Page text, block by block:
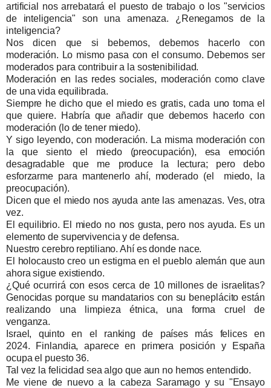
artificial nos arrebatará el puesto de trabajo o los "servicios
de inteligencia" son una amenaza. ¿Renegamos de la
inteligencia?
Nos dicen que si bebemos, debemos hacerlo con
moderación. Lo mismo pasa con el consumo. Debemos ser
moderados para contribuir a la sostenibilidad.
Moderación en las redes sociales, moderación como clave
de una vida equilibrada.
Siempre he dicho que el miedo es gratis, cada uno toma el
que quiere. Habría que añadir que debemos hacerlo con
moderación (lo de tener miedo).
Y sigo leyendo, con moderación. La misma moderación con
la que siento el miedo (preocupación), esa emoción
desagradable que me produce la lectura; pero debo
esforzarme para mantenerlo ahí, moderado (el miedo, la
preocupación).
Dicen que el miedo nos ayuda ante las amenazas. Ves, otra
vez.
El equilibrio. El miedo no nos gusta, pero nos ayuda. Es un
elemento de supervivencia y de defensa.
Nuestro cerebro reptiliano. Ahí es donde nace.
El holocausto creo un estigma en el pueblo alemán que aun
ahora sigue existiendo.
¿Qué ocurrirá con esos cerca de 10 millones de israelitas?
Genocidas porque su mandatarios con su beneplácito están
realizando una limpieza étnica, una forma cruel de
venganza.
Israel, quinto en el ranking de países más felices en
2024. Finlandia, aparece en primera posición y
España
ocupa el puesto 36.
Tal vez la felicidad sea algo que aun no hemos entendido.
Me viene de nuevo a la cabeza Saramago y su "Ensayo